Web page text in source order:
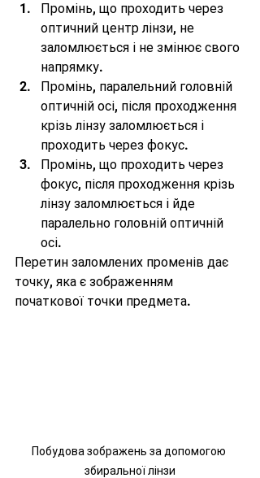
Промінь, що проходить через
оптичний центр лінзи, не
заломлюється і не змінює свого
напрямку.
Промінь, паралельний головній
оптичній осі, після проходження
крізь лінзу заломлюється і
проходить через фокус.
Промінь, що проходить через
фокус, після проходження крізь
лінзу заломлюється і йде
паралельно головній оптичній
осі.
Перетин заломлених променів дає
точку, яка є зображенням
початкової точки предмета.
Побудова зображень за допомогою
збиральної лінзи